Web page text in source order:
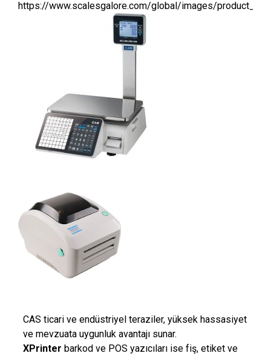
CAS ticari ve endüstriyel teraziler, yüksek hassasiyet
ve mevzuata uygunluk avantajı sunar.
XPrinter barkod ve POS yazıcıları ise fiş, etiket ve